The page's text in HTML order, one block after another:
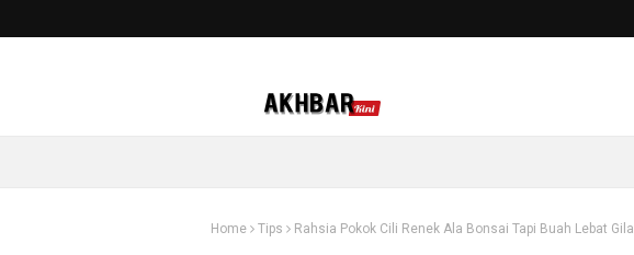
Home Tips Rahsia Pokok Cili Renek Ala Bonsai Tapi Buah Lebat Gila